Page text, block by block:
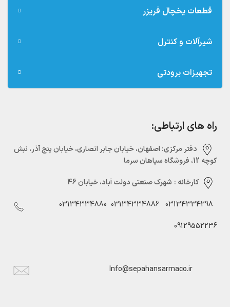
قطعات یخچال فریزر
شیرآلات و کنترل
تجهیزات برودتی
راه های ارتباطی:
دفتر مرکزی:‌ اصفهان، خیابان جابر انصاری، خیابان پنج آذر، نبش
کوچه 12، فروشگاه سپاهان سرما
کارخانه : شهرک صنعتی دولت آباد، خیابان 46
03134334298
03134334886
03134334880
09129552236
Info@sepahansarmaco.ir